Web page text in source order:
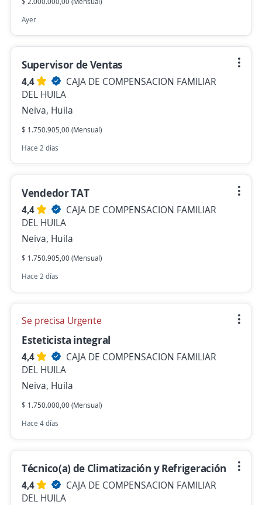
Ayer
Supervisor de Ventas
4,4
CAJA DE COMPENSACION FAMILIAR
DEL HUILA
Neiva, Huila
$ 1.750.905,00 (Mensual)
Hace 2 días
Vendedor TAT
4,4
CAJA DE COMPENSACION FAMILIAR
DEL HUILA
Neiva, Huila
$ 1.750.905,00 (Mensual)
Hace 2 días
Se precisa Urgente
Esteticista integral
4,4
CAJA DE COMPENSACION FAMILIAR
DEL HUILA
Neiva, Huila
$ 1.750.000,00 (Mensual)
Hace 4 días
Técnico(a) de Climatización y Refrigeración
4,4
CAJA DE COMPENSACION FAMILIAR
DEL HUILA